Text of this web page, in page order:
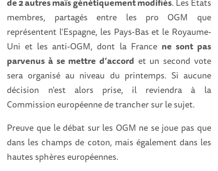
membres, partagés entre les pro OGM que
représentent l’Espagne, les Pays-Bas et le Royaume-
Uni et les anti-OGM, dont la France ne sont pas
parvenus à se mettre d’accord et un second vote
sera organisé au niveau du printemps. Si aucune
décision n’est alors prise, il reviendra à la
Commission européenne de trancher sur le sujet.
Preuve que le débat sur les OGM ne se joue pas que
dans les champs de coton, mais également dans les
hautes sphères européennes.